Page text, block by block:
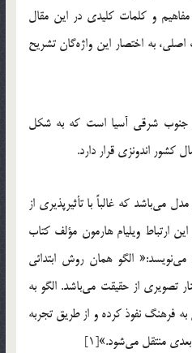
و كلمات كليدي در اين مقال
به اختصار اين واژه‌گان تشريح
شرقي آسيا است كه به شكل
اندونزي قرار دارد.
كه غالباً با تأثيرپذيري از
ارتباط ويليام هارمون مؤلف كتاب
الگو همان روش ابتدائي
تصويري از حقيقت مي‌باشد. الگو به
فرهنگ نفوذ كرده و از طريق تجربه
منتقل مي‌شود.»[1]